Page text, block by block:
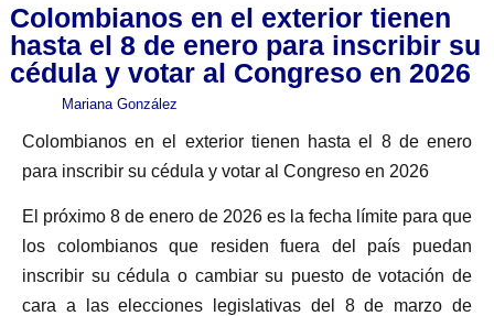
Colombianos en el exterior tienen
hasta el 8 de enero para inscribir su
cédula y votar al Congreso en 2026
Mariana González
Colombianos en el exterior tienen hasta el 8 de enero
para inscribir su cédula y votar al Congreso en 2026
El próximo 8 de enero de 2026 es la fecha límite para que
los colombianos que residen fuera del país puedan
inscribir su cédula o cambiar su puesto de votación de
cara a las elecciones legislativas del 8 de marzo de